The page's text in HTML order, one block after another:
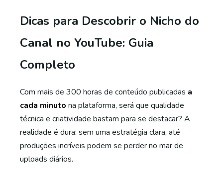
Dicas para Descobrir o Nicho do
Canal no YouTube: Guia
Completo
Com mais de 300 horas de conteúdo publicadas a
cada minuto na plataforma, será que qualidade
técnica e criatividade bastam para se destacar? A
realidade é dura: sem uma estratégia clara, até
produções incríveis podem se perder no mar de
uploads diários.